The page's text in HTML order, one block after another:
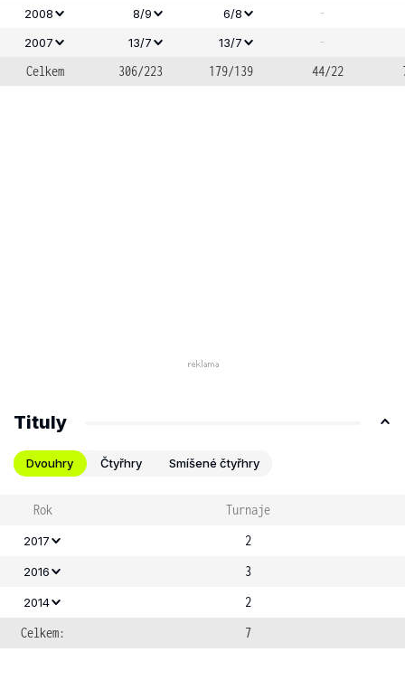
2008
8/9 6/8 -
2007 13/7 13/7
-
Celkem
306/223 179/139 44/22
Tituly
Dvouhry Čtyřhry Smíšené čtyřhry
Rok Turnaje
2017 2
2016 3
2014
2
Celkem:
7